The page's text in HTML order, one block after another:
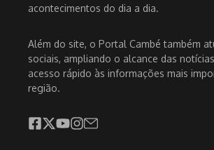
acontecimentos do dia a dia.
Além do site, o Portal Cambé também
sociais, ampliando o alcance das
acesso rápido às informações mais
região.